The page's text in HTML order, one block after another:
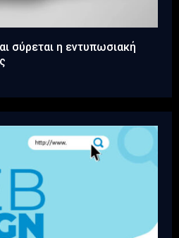
σύρεται η εντυπωσιακή